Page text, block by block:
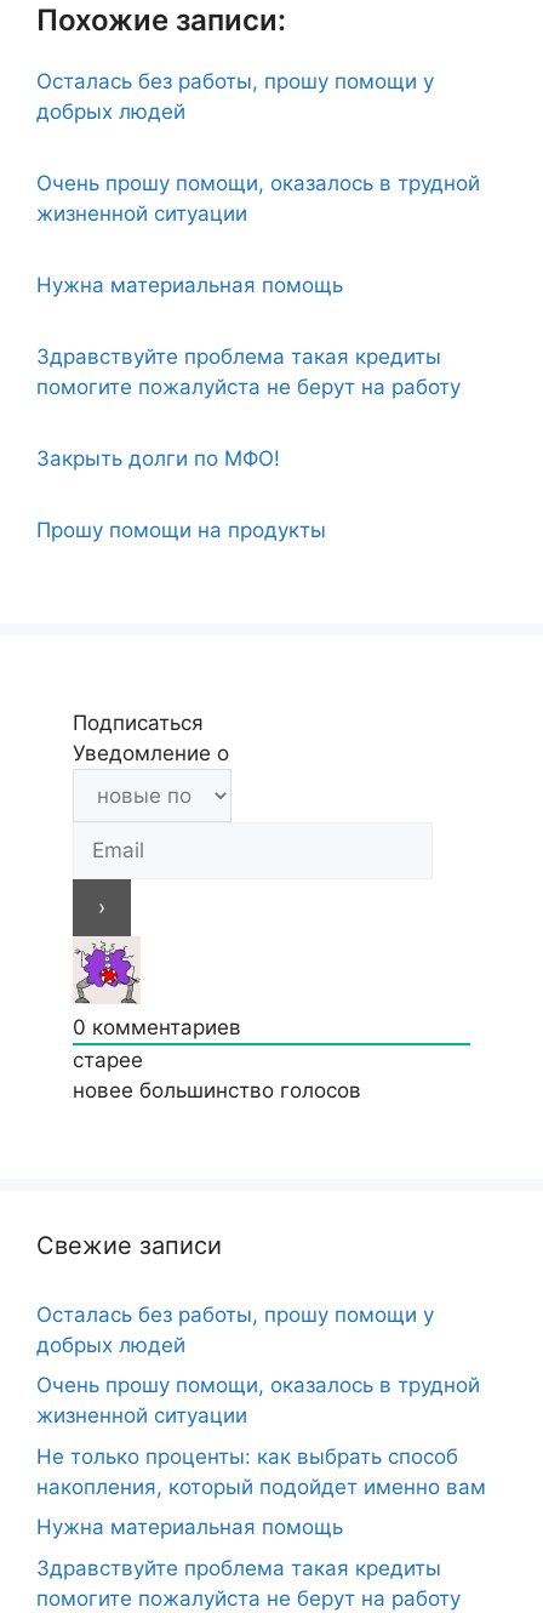
Похожие записи:
Осталась без работы, прошу помощи у
добрых людей
Очень прошу помощи, оказалось в трудной
жизненной ситуации
Нужна материальная помощь
Здравствуйте проблема такая кредиты
помогите пожалуйста не берут на работу
Закрыть долги по МФО!
Прошу помощи на продукты
Подписаться
Уведомление о
0 комментариев
старее
новее большинство голосов
Свежие записи
Осталась без работы, прошу помощи у
добрых людей
Очень прошу помощи, оказалось в трудной
жизненной ситуации
Не только проценты: как выбрать способ
накопления, который подойдет именно вам
Нужна материальная помощь
Здравствуйте проблема такая кредиты
помогите пожалуйста не берут на работу